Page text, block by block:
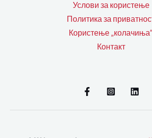
Услови за користење
Политика за
Користење „колачиња“
Контакт